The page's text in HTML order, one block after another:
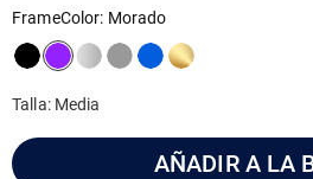
FrameColor: Morado
Talla: Media
AÑADIR A LA